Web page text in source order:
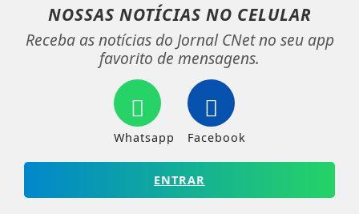
NOSSAS NOTÍCIAS NO CELULAR
Receba as notícias do Jornal CNet no seu app
favorito de mensagens.
Whatsapp Facebook
ENTRAR